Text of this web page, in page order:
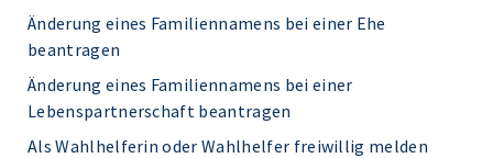
Änderung eines Familiennamens bei einer Ehe
beantragen
Änderung eines Familiennamens bei einer
Lebenspartnerschaft beantragen
Als Wahlhelferin oder Wahlhelfer freiwillig melden